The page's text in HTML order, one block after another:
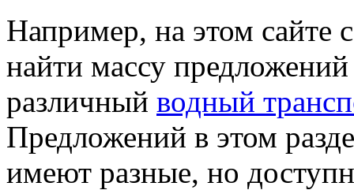
Например, на этом сайте
найти массу
различный водный
Предложений в этом
имеют разные, но